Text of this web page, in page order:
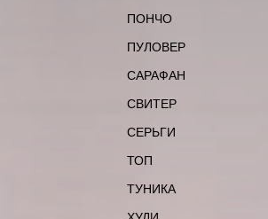
ПОНЧО
ПУЛОВЕР
САРАФАН
СВИТЕР
СЕРЬГИ
ТОП
ТУНИКА